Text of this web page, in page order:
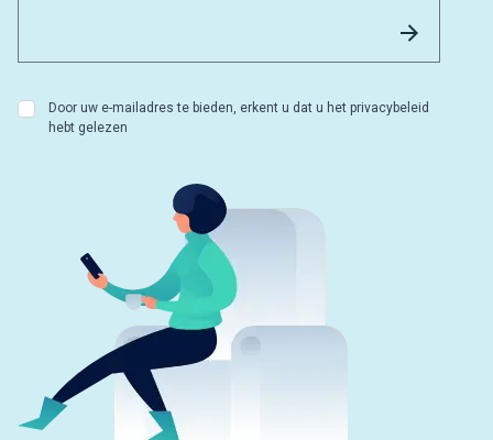
Door uw e-mailadres te bieden, erkent u dat u het privacybeleid
hebt gelezen